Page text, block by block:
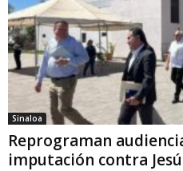
Sinaloa
Reprograman
imputación contra